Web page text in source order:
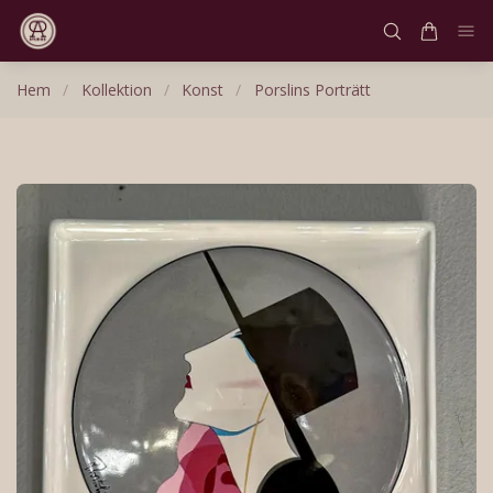
Hem / Kollektion / Konst / Porslins Porträtt